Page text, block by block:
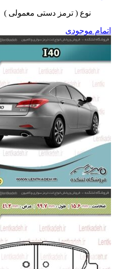
نوع ( ترمز دستی معمولی )
اتمام موجودی